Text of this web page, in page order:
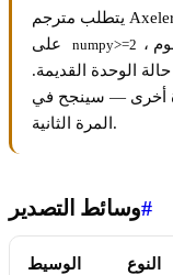
numpy>=2
الوحدة القديمة.
أخرى — سينجح في
المرة الثانية.
وسائط التصدير#
الوسيط النوع